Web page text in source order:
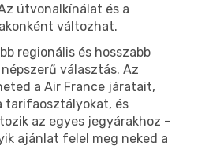
útvonalkínálat és a
változhat.
regionális és hosszabb
választás. Az
a Air France járatait,
tarifaosztályokat, és
az egyes jegyárakhoz –
ajánlat felel meg neked a